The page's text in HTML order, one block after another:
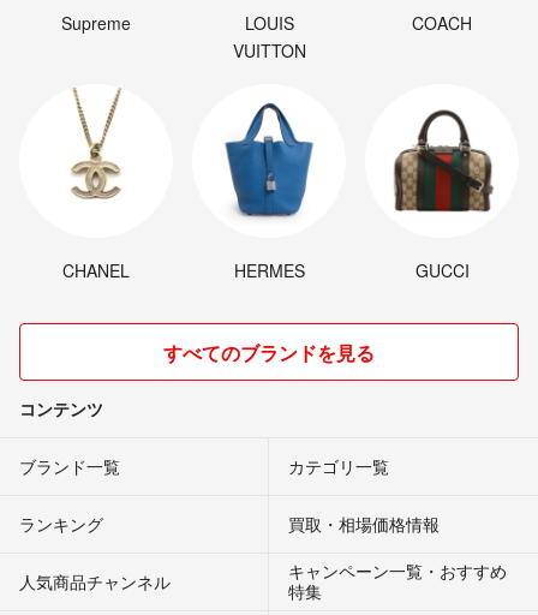
Supreme
LOUIS
VUITTON
COACH
CHANEL HERMES GUCCI
すべてのブランドを見る
コンテンツ
ブランド一覧 カテゴリ一覧
ランキング 買取・相場価格情報
人気商品チャンネル
キャンペーン一覧・おすすめ
特集